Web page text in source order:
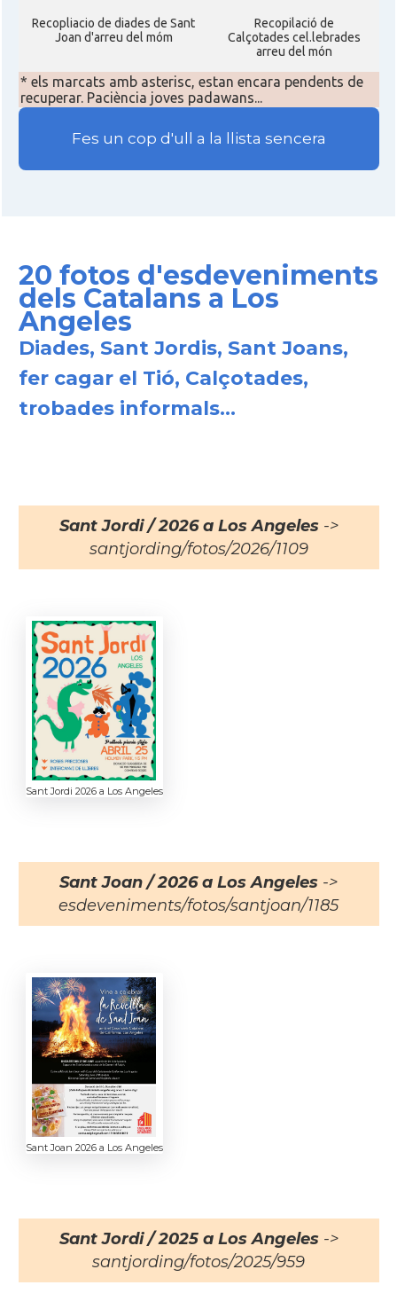
Recopliacio de diades de Sant
Joan d'arreu del móm
Recopilació de
Calçotades cel.lebrades
arreu del món
* els marcats amb asterisc, estan encara pendents de
recuperar. Paciència joves padawans...
Fes un cop d'ull a la llista sencera
20 fotos d'esdeveniments
dels Catalans a Los
Angeles
Diades, Sant Jordis, Sant Joans,
fer cagar el Tió, Calçotades,
trobades informals...
Sant Jordi / 2026 a Los Angeles ->
santjording/fotos/2026/1109
Sant Jordi 2026 a Los Angeles
Sant Joan / 2026 a Los Angeles ->
esdeveniments/fotos/santjoan/1185
Sant Joan 2026 a Los Angeles
Sant Jordi / 2025 a Los Angeles ->
santjording/fotos/2025/959